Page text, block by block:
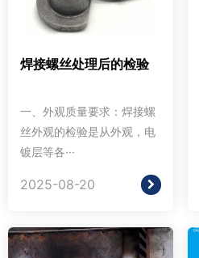
焊接螺丝处理后的检验
一、外观质量要求：焊接螺
丝外观的检验是从外观，电
镀层等各···
2025-08-20